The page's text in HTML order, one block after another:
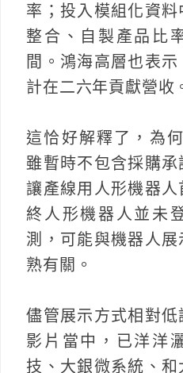
率；投入模組化資
整合、自製產品比
間。鴻海高層也表
計在二六年貢獻營收
這恰好解釋了，為
雖暫時不包含採購
讓產線用人形機器
終人形機器人並未
測，可能與機器人
熟有關。
儘管展示方式相對
影片當中，已洋洋
技、大銀微系統、和